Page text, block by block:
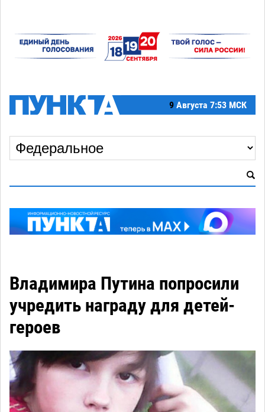
9 Августа 7:53 МСК
Владимира Путина попросили
учредить награду для детей-
героев